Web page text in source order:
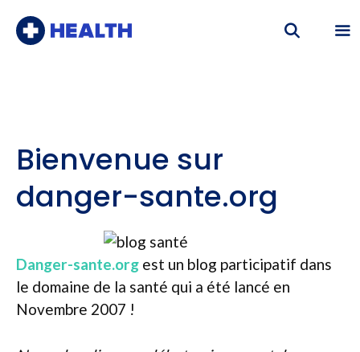
Bienvenue sur
danger-sante.org
Danger-sante.org est un blog participatif dans
le domaine de la santé qui a été lancé en
Novembre 2007 !